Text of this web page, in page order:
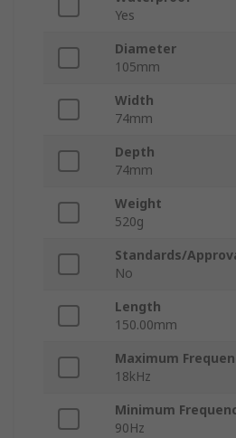
Yes
Diameter
105mm
Width
74mm
Depth
74mm
Weight
520g
Standards/
No
Length
150.00mm
Maximum
18kHz
Minimum
90Hz